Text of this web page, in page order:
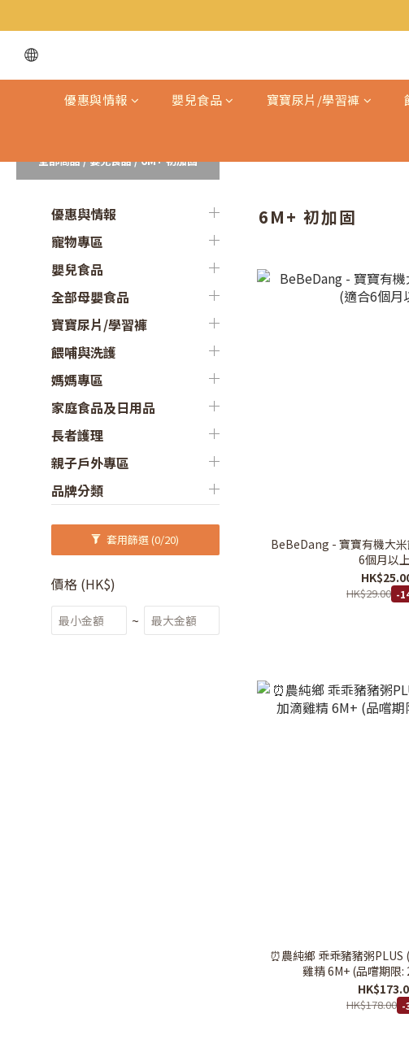
優惠與情報 嬰兒食品 寶寶尿片/學習褲
全部商品/嬰兒食品/6M+ 初加固
優惠與情報
寵物專區
嬰兒食品
全部母嬰食品
寶寶尿片/學習褲
餵哺與洗護
媽媽專區
家庭食品及日用品
長者護理
親子戶外專區
品牌分類
套用篩選(0/20)
價格 (HK$)
~
6M+ 初加固
BeBeDang - 寶寶有機大
6個月以
HK$29.00 -
⏰農純鄉 乖乖豬豬粥PLUS
雞精 6M+ (品嚐期限
HK$178.00 -